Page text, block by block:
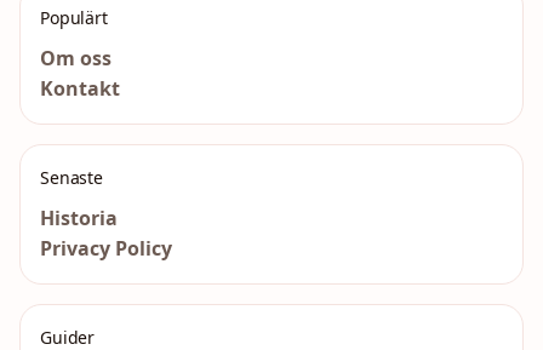
Populärt
Om oss
Kontakt
Senaste
Historia
Privacy Policy
Guider